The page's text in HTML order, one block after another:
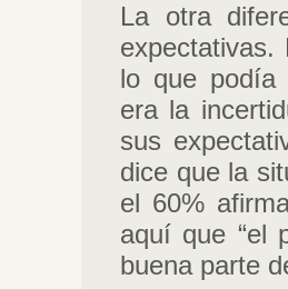
La otra
lo que podía
era la
sus
dice que la
el 60%
aquí que “el
buena parte